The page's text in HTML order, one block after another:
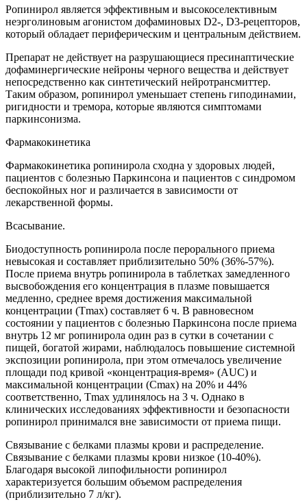
Ропинирол является эффективным и высокоселективным
неэрголиновым агонистом дофаминовых D2-, D3-рецепторов,
который обладает периферическим и центральным действием.
Препарат не действует на разрушающиеся пресинаптические
дофаминергические нейроны черного вещества и действует
непосредственно как синтетический нейротрансмиттер.
Таким образом, ропинирол уменьшает степень гиподинамии,
ригидности и тремора, которые являются симптомами
паркинсонизма.
Фармакокинетика
Фармакокинетика ропинирола сходна у здоровых людей,
пациентов с болезнью Паркинсона и пациентов с синдромом
беспокойных ног и различается в зависимости от
лекарственной формы.
Всасывание.
Биодоступность ропинирола после перорального приема
невысокая и составляет приблизительно 50% (36%-57%).
После приема внутрь ропинирола в таблетках замедленного
высвобождения его концентрация в плазме повышается
медленно, среднее время достижения максимальной
концентрации (Тmax) составляет 6 ч. В равновесном
состоянии у пациентов с болезнью Паркинсона после приема
внутрь 12 мг ропинирола один раз в сутки в сочетании с
пищей, богатой жирами, наблюдалось повышение системной
экспозиции ропинирола, при этом отмечалось увеличение
площади под кривой «концентрация-время» (AUC) и
максимальной концентрации (Сmax) на 20% и 44%
соответственно, Тmax удлинялось на 3 ч. Однако в
клинических исследованиях эффективности и безопасности
ропинирол принимался вне зависимости от приема пищи.
Связывание с белками плазмы крови и распределение.
Связывание с белками плазмы крови низкое (10-40%).
Благодаря высокой липофильности ропинирол
характеризуется большим объемом распределения
(приблизительно 7 л/кг).